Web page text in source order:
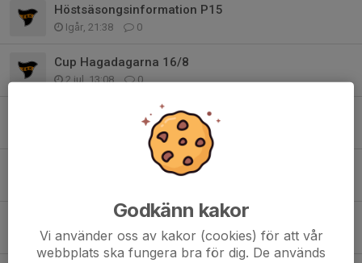
Höstsäsongsinformation P15
Igår, 21:38 0
Cup Hagadagarna 16/8
2 jul, 13:08 0
Inställd träning + sommarträning med P16
0
Träning v.19
2 maj, 17:45 0
Godkänn kakor
Vi använder oss av kakor (cookies) för att vår
webbplats ska fungera bra för dig. De används